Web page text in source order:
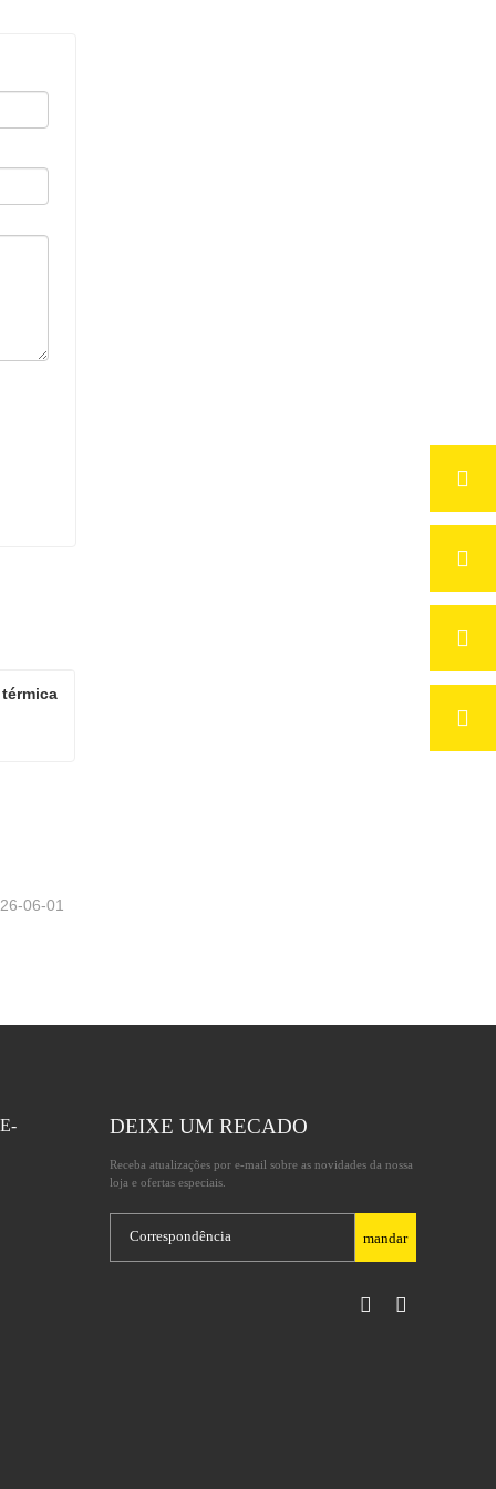
06-01
DEIXE UM RECADO
Receba atualizações por e-mail sobre as novidades da nossa
loja e ofertas especiais.
mandar